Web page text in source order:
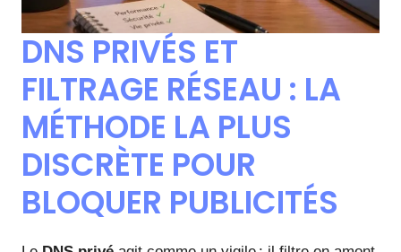
DNS PRIVÉS ET
FILTRAGE RÉSEAU : LA
MÉTHODE LA PLUS
DISCRÈTE POUR
BLOQUER PUBLICITÉS